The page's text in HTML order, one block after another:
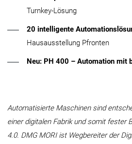
Turnkey-Lösung
20 intelligente
Hausausstellung Pfronten
Neu: PH 400 – Automation mit
Automatisierte Maschinen sind
einer digitalen Fabrik und somit fester
4.0. DMG MORI ist Wegbereiter der